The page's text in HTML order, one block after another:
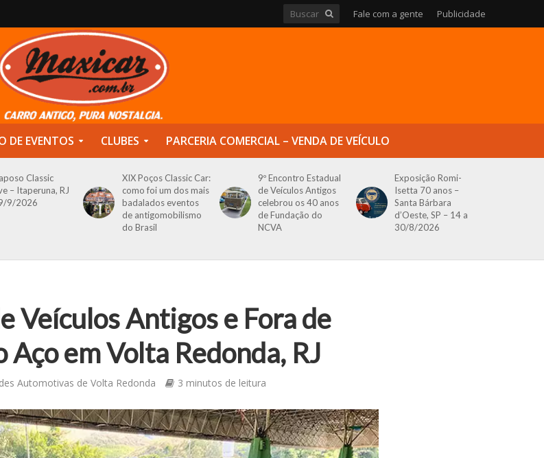
Fale com a gente Publicidade
DE EVENTOS CLUBES PARCERIA COMERCIAL – VENDA DE VEÍCULO
Classic
– Itaperuna, RJ
9/2026
XIX Poços Classic Car:
como foi um dos mais
badalados eventos
de antigomobilismo
do Brasil
9º Encontro Estadual
de Veículos Antigos
celebrou os 40 anos
de Fundação do
NCVA
Exposição Romi-
Isetta 70 anos –
Santa Bárbara
d’Oeste, SP – 14 a
30/8/2026
Veículos Antigos e Fora de
Aço em Volta Redonda, RJ
Automotivas de Volta Redonda 3 minutos de leitura